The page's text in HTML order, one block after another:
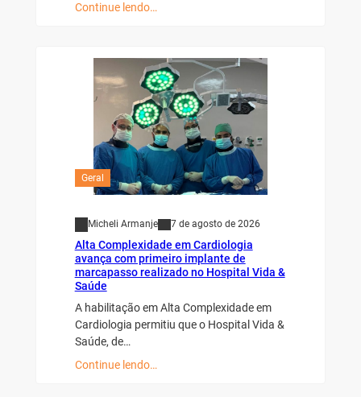
Continue lendo…
Geral
Micheli Armanje 7 de agosto de 2026
Alta Complexidade em Cardiologia
avança com primeiro implante de
marcapasso realizado no Hospital Vida &
Saúde
A habilitação em Alta Complexidade em
Cardiologia permitiu que o Hospital Vida &
Saúde, de…
Continue lendo…